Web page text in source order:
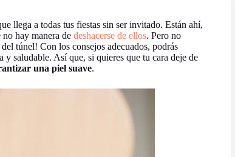
llega a todas tus fiestas sin ser invitado. Están ahí,
no hay manera de deshacerse de ellos. Pero no
túnel! Con los consejos adecuados, podrás
saludable. Así que, si quieres que tu cara deje de
una piel suave.